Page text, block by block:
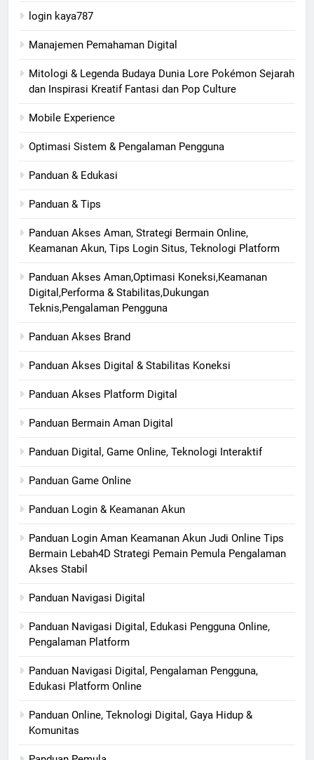
login kaya787
Manajemen Pemahaman Digital
Mitologi & Legenda Budaya Dunia Lore Pokémon Sejarah
dan Inspirasi Kreatif Fantasi dan Pop Culture
Mobile Experience
Optimasi Sistem & Pengalaman Pengguna
Panduan & Edukasi
Panduan & Tips
Panduan Akses Aman, Strategi Bermain Online,
Keamanan Akun, Tips Login Situs, Teknologi Platform
Panduan Akses Aman,Optimasi Koneksi,Keamanan
Digital,Performa & Stabilitas,Dukungan
Teknis,Pengalaman Pengguna
Panduan Akses Brand
Panduan Akses Digital & Stabilitas Koneksi
Panduan Akses Platform Digital
Panduan Bermain Aman Digital
Panduan Digital, Game Online, Teknologi Interaktif
Panduan Game Online
Panduan Login & Keamanan Akun
Panduan Login Aman Keamanan Akun Judi Online Tips
Bermain Lebah4D Strategi Pemain Pemula Pengalaman
Akses Stabil
Panduan Navigasi Digital
Panduan Navigasi Digital, Edukasi Pengguna Online,
Pengalaman Platform
Panduan Navigasi Digital, Pengalaman Pengguna,
Edukasi Platform Online
Panduan Online, Teknologi Digital, Gaya Hidup &
Komunitas